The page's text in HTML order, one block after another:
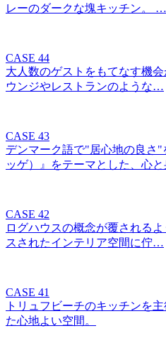
レーのダークな塊キッチン。 …
CASE 44
大人数のゲストをもてなす機
ウンジやレストランのような…
CASE 43
デンマーク語で"居心地の良さ"
ッゲ）』をテーマとした、心
CASE 42
ログハウスの概念が覆される
スされたインテリア空間に佇…
CASE 41
トリュフビーチのキッチンを
た心地よい空間。